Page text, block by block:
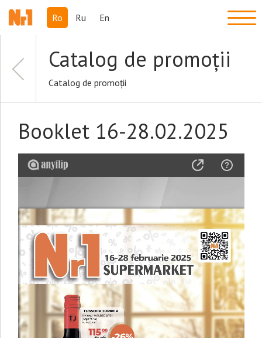
Ro Ru En
Catalog de promoții
Catalog de promoții
Booklet 16-28.02.2025